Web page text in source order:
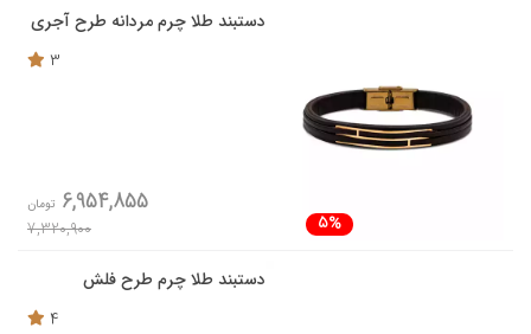
دستبند طلا چرم مردانه طرح آجری
3
5%
6,954,855 تومان
7,320,900
دستبند طلا چرم طرح فلش
4